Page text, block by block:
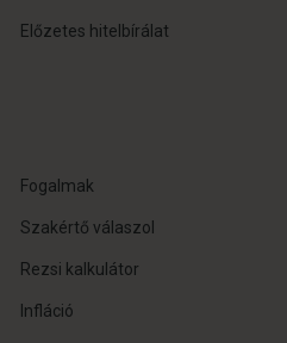
Előzetes hitelbírálat
Fogalmak
Szakértő válaszol
Rezsi kalkulátor
Infláció